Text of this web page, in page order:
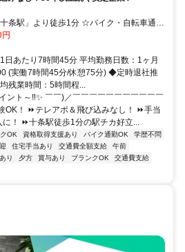
条駅」より徒歩1分 ☆バイク・自転車通勤
日あたり7時間45分 平均勤務日数：1ヶ月
(実働7時間45分/休憩75分) ◆定時退社推
残業時間：5時間程...
ント～‼✨ ￣￣)／￣￣￣￣￣￣￣￣￣￣￣
OK！ ⏩テレアポ＆飛び込みなし！ ⏩手当
！ ⏩十条駅徒歩1分の駅チカ好立...
OK 資格取得支援あり バイク通勤OK
学歴不問
住宅手当あり 交通費全額支給
午前
り 夕方 賞与あり ブランクOK
交通費支給